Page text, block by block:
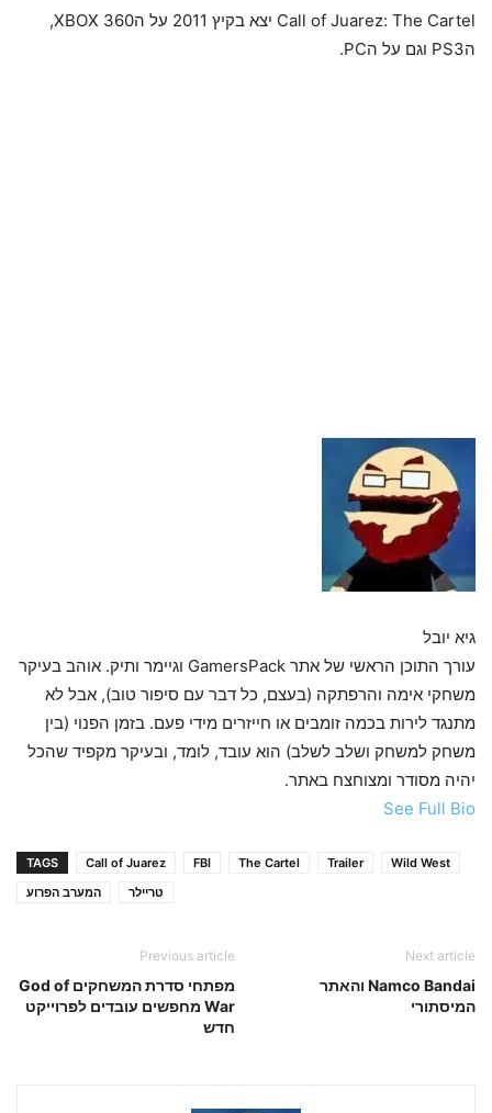
Call of Juarez: The Cartel יצא בקיץ 2011 על הXBOX 360,
הPS3 וגם על הPC.
גיא יובל
עורך התוכן הראשי של אתר GamersPack וגיימר ותיק. אוהב בעיקר
משחקי אימה והרפתקה (בעצם, כל דבר עם סיפור טוב), אבל לא
מתנגד לירות בכמה זומבים או חייזרים מידי פעם. בזמן הפנוי (בין
משחק למשחק ושלב לשלב) הוא עובד, לומד, ובעיקר מקפיד שהכל
יהיה מסודר ומצוחצח באתר.
See Full Bio
TAGS Call of Juarez FBI The Cartel Trailer
Wild West
המערב הפרוע
טריילר
Previous article
מפתחי סדרת המשחקים God of
War מחפשים עובדים לפרוייקט
חדש
Next article
Namco Bandai והאתר
המיסתורי